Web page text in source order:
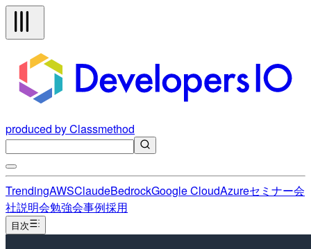
produced by Classmethod
TrendingAWSClaudeBedrockGoogle CloudAzureセミナー会
社説明会勉強会事例採用
目次